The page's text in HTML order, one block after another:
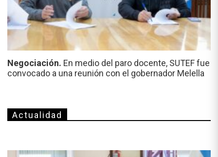
Negociación. En medio del paro docente, SUTEF fue
convocado a una reunión con el gobernador Melella
Actualidad